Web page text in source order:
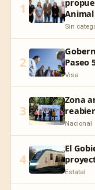
1
Sin
2
Paseo
Visa
3
Zona
Nacional
4
El
Estatal